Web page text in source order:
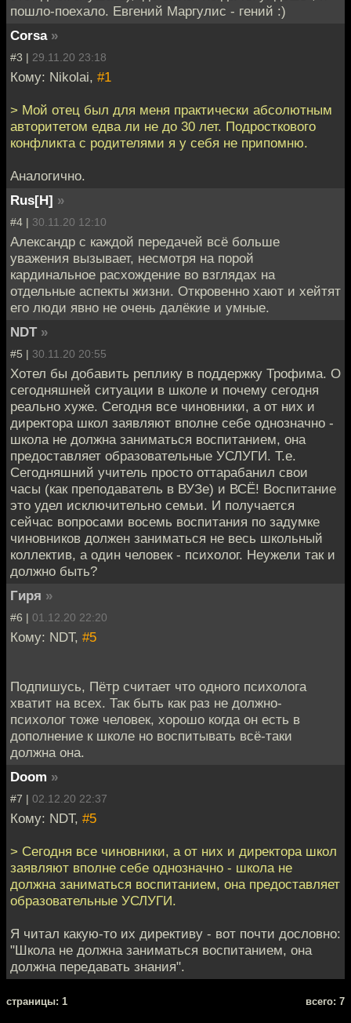
пошло-поехало. Евгений Маргулис - гений :)
Corsa »
#3 | 29.11.20 23:18
Кому: Nikolai, #1
> Мой отец был для меня практически абсолютным
авторитетом едва ли не до 30 лет. Подросткового
конфликта с родителями я у себя не припомню.
Аналогично.
Rus[H] »
#4 | 30.11.20 12:10
Александр с каждой передачей всё больше
уважения вызывает, несмотря на порой
кардинальное расхождение во взглядах на
отдельные аспекты жизни. Откровенно хают и хейтят
его люди явно не очень далёкие и умные.
NDT »
#5 | 30.11.20 20:55
Хотел бы добавить реплику в поддержку Трофима. О
сегодняшней ситуации в школе и почему сегодня
реально хуже. Сегодня все чиновники, а от них и
директора школ заявляют вполне себе однозначно -
школа не должна заниматься воспитанием, она
предоставляет образовательные УСЛУГИ. Т.е.
Сегодняшний учитель просто оттарабанил свои
часы (как преподаватель в ВУЗе) и ВСЁ! Воспитание
это удел исключительно семьи. И получается
сейчас вопросами восемь воспитания по задумке
чиновников должен заниматься не весь школьный
коллектив, а один человек - психолог. Неужели так и
должно быть?
Гиря »
#6 | 01.12.20 22:20
Кому: NDT, #5
Подпишусь, Пётр считает что одного психолога
хватит на всех. Так быть как раз не должно-
психолог тоже человек, хорошо когда он есть в
дополнение к школе но воспитывать всё-таки
должна она.
Doom »
#7 | 02.12.20 22:37
Кому: NDT, #5
> Сегодня все чиновники, а от них и директора школ
заявляют вполне себе однозначно - школа не
должна заниматься воспитанием, она предоставляет
образовательные УСЛУГИ.
Я читал какую-то их директиву - вот почти дословно:
"Школа не должна заниматься воспитанием, она
должна передавать знания".
cтраницы: 1 всего: 7